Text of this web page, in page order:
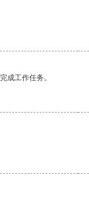
成工作任务。